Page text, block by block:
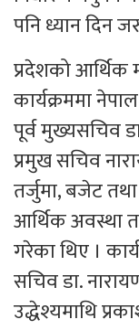
पनि ध्यान दिन
प्रदेशको आर्थिक
कार्यक्रममा
पूर्व मुख्यसचिव
प्रमुख सचिव
तर्जुमा, बजेट
आर्थिक अवस्था
गरेका थिए ।
सचिव डा.
उद्धेश्यमाथि